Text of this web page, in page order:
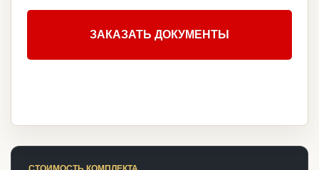
ЗАКАЗАТЬ ДОКУМЕНТЫ